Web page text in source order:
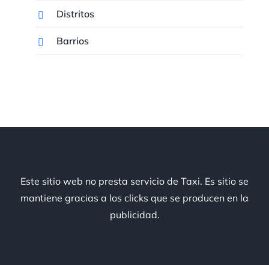
Distritos
Barrios
Este sitio web no presta servicio de Taxi. Es sitio se
mantiene gracias a los clicks que se producen en la
publicidad.